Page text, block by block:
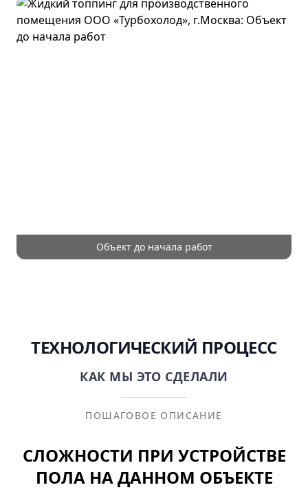
Объект до начала работ
ТЕХНОЛОГИЧЕСКИЙ ПРОЦЕСС
КАК МЫ ЭТО СДЕЛАЛИ
ПОШАГОВОЕ ОПИСАНИЕ
СЛОЖНОСТИ ПРИ УСТРОЙСТВЕ
ПОЛА НА ДАННОМ ОБЪЕКТЕ